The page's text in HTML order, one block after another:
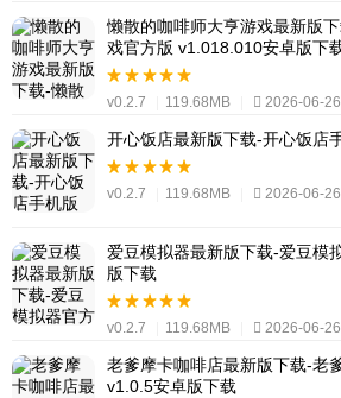
懒散的咖啡师大亨游戏最新版
戏官方版 v1.018.010安卓版下
v0.2.7 119.68MB 2026-06-26
开心饭店最新版下载-开心饭店
v0.2.7 119.68MB 2026-06-26
爱豆模拟器最新版下载-爱豆模
版下载
v0.2.7 119.68MB 2026-06-26
老爹摩卡咖啡店最新版下载-老
v1.0.5安卓版下载